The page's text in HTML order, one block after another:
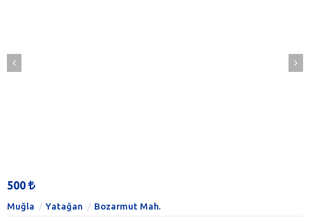
500
Muğla Yatağan Bozarmut Mah.